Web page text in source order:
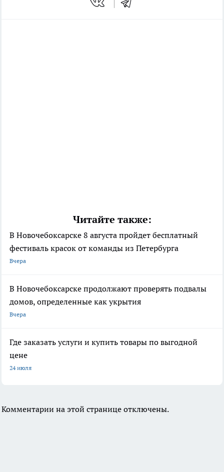
Читайте также:
В Новочебоксарске 8 августа пройдет бесплатный
фестиваль красок от команды из Петербурга
Вчера
В Новочебоксарске продолжают проверять подвалы
домов, определенные как укрытия
Вчера
Где заказать услуги и купить товары по выгодной
цене
24 июля
Комментарии на этой странице отключены.